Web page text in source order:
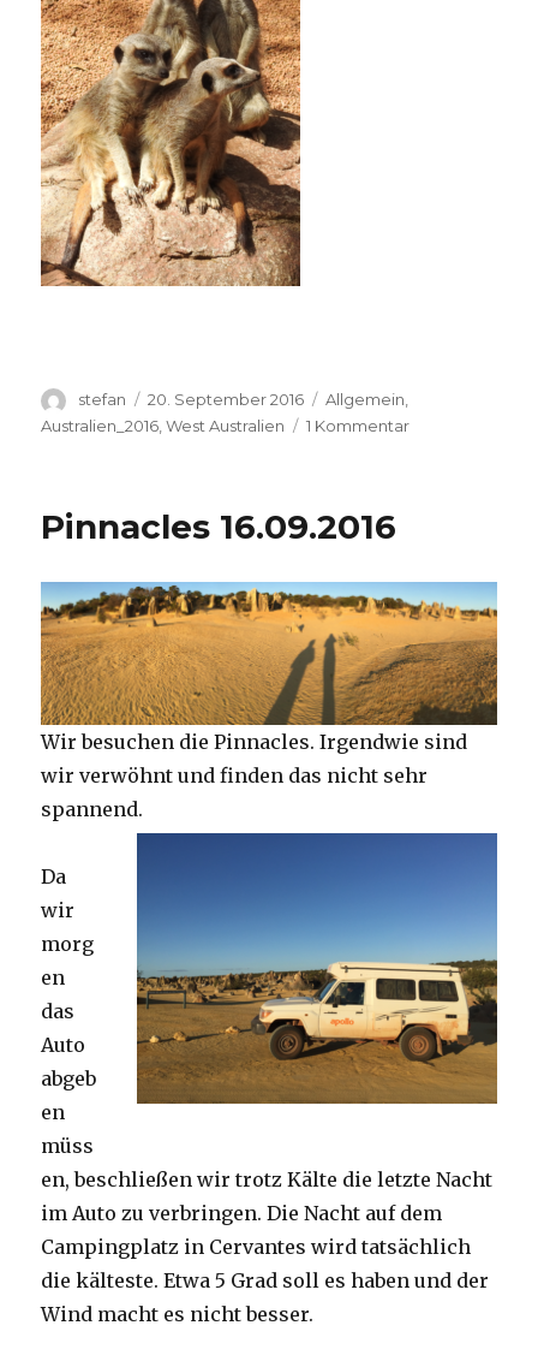
Autor
stefan
Veröffentlicht
am
20. September 2016 Kategorien
Allgemein,
Australien_2016 ,West Australien 1 Kommentarzu
Pinnacles 16.09.2016
Wir besuchen die Pinnacles. Irgendwie sind
wir verwöhnt und finden das nicht sehr
spannend.
Da
wir
morg
en
das
Auto
abgeb
en
müss
en, beschließen wir trotz Kälte die letzte Nacht
im Auto zu verbringen. Die Nacht auf dem
Campingplatz in Cervantes wird tatsächlich
die kälteste. Etwa 5 Grad soll es haben und der
Wind macht es nicht besser.